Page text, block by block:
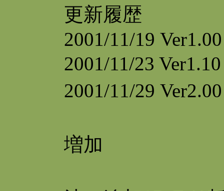
更新履歴
2001/11/19
2001/11/23
2001/11/29
増加